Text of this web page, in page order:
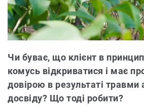
Чи буває, що клієнт в
комусь відкриватися і має
довірою в результаті травми
досвіду? Що тоді робити?